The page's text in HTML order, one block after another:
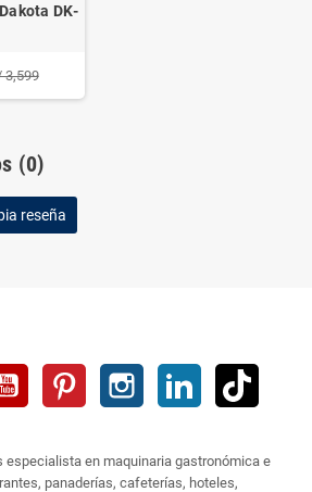
DK-
3,599
(0)
reseña
YouTube Pinterest Instagram LinkedIn
especialista en maquinaria gastronómica e
panaderías, cafeterías, hoteles,